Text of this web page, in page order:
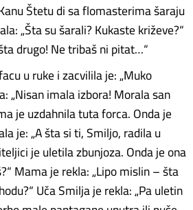
Štetu di sa flomasterima šaraju
„Šta su šarali? Kukaste križeve?“
drugo! Ne tribaš ni pitat…“
u ruke i zacvilila je: „Muko
„Nisan imala izbora! Morala san
je uzdahnila tuta forca. Onda je
je: „A šta si ti, Smiljo, radila u
je uletila zbunjoza. Onda je ona
Mama je rekla: „Lipo mislin – šta
Uča Smilja je rekla: „Pa uletin